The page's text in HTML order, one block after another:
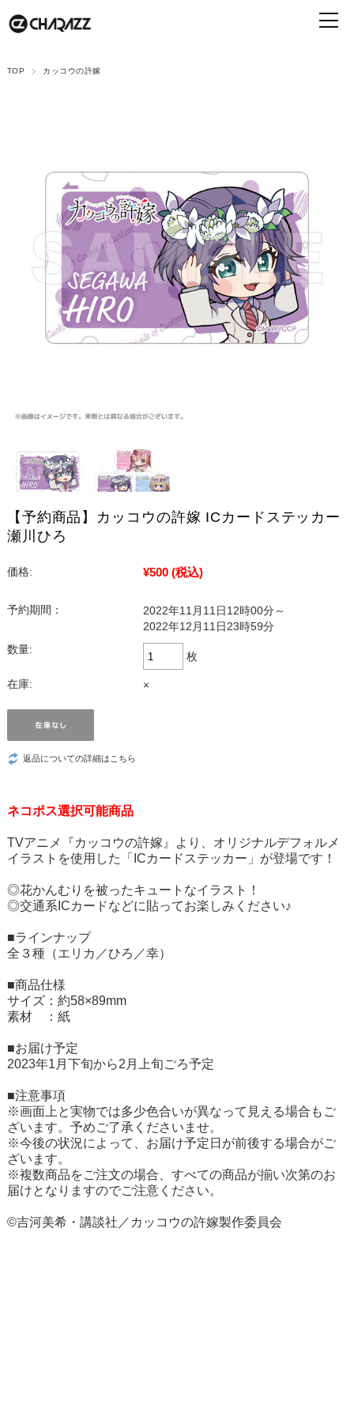
TOP カッコウの許嫁
【予約商品】カッコウの許嫁 ICカードステッカー
瀬川ひろ
価格: ¥500 (税込)
予約期間：
2022年11月11日12時00分～
2022年12月11日23時59分
数量:
枚
在庫: ×
返品についての詳細はこちら
ネコポス選択可能商品
TVアニメ『カッコウの許嫁』より、オリジナルデフォルメ
イラストを使用した「ICカードステッカー」が登場です！
◎花かんむりを被ったキュートなイラスト！
◎交通系ICカードなどに貼ってお楽しみください♪
■ラインナップ
全３種（エリカ／ひろ／幸）
■商品仕様
サイズ：約58×89mm
素材 ：紙
■お届け予定
2023年1月下旬から2月上旬ごろ予定
■注意事項
※画面上と実物では多少色合いが異なって見える場合もご
ざいます。予めご了承くださいませ。
※今後の状況によって、お届け予定日が前後する場合がご
ざいます。
※複数商品をご注文の場合、すべての商品が揃い次第のお
届けとなりますのでご注意ください。
©吉河美希・講談社／カッコウの許嫁製作委員会